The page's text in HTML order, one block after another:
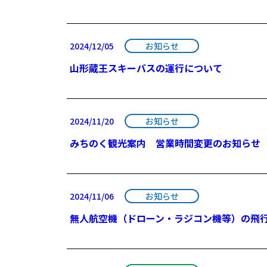
2024/12/05 お知らせ
山形蔵王スキーバスの運行について
2024/11/20 お知らせ
みちのく観光案内 営業時間変更のお知らせ
2024/11/06 お知らせ
無人航空機（ドローン・ラジコン機等）の飛